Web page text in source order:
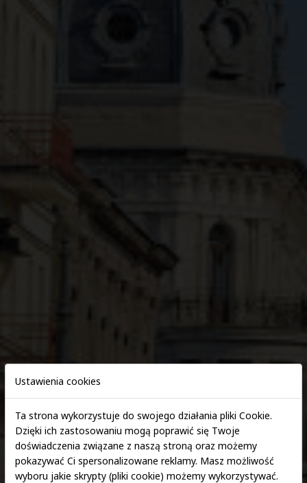
Ustawienia cookies
Ta strona wykorzystuje do swojego działania pliki Cookie.
Dzięki ich zastosowaniu mogą poprawić się Twoje
doświadczenia związane z naszą stroną oraz możemy
pokazywać Ci spersonalizowane reklamy. Masz możliwość
wyboru jakie skrypty (pliki cookie) możemy wykorzystywać.